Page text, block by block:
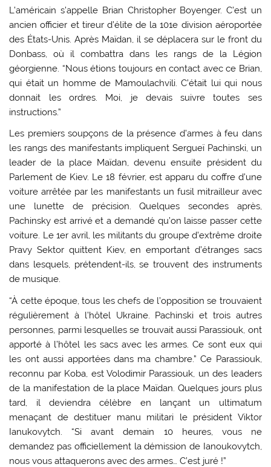
L’américain s’appelle Brian Christopher Boyenger. C’est un
ancien officier et tireur d’élite de la 101e division aéroportée
des États-Unis. Après Maïdan, il se déplacera sur le front du
Donbass, où il combattra dans les rangs de la Légion
géorgienne. “Nous étions toujours en contact avec ce Brian,
qui était un homme de Mamoulachvili. C’était lui qui nous
donnait les ordres. Moi, je devais suivre toutes ses
instructions.”
Les premiers soupçons de la présence d’armes à feu dans
les rangs des manifestants impliquent Sergueï Pachinski, un
leader de la place Maïdan, devenu ensuite président du
Parlement de Kiev. Le 18 février, est apparu du coffre d’une
voiture arrêtée par les manifestants un fusil mitrailleur avec
une lunette de précision. Quelques secondes après,
Pachinsky est arrivé et a demandé qu’on laisse passer cette
voiture. Le 1er avril, les militants du groupe d’extrême droite
Pravy Sektor quittent Kiev, en emportant d’étranges sacs
dans lesquels, prétendent-ils, se trouvent des instruments
de musique.
“À cette époque, tous les chefs de l’opposition se trouvaient
régulièrement à l’hôtel Ukraine. Pachinski et trois autres
personnes, parmi lesquelles se trouvait aussi Parassiouk, ont
apporté à l’hôtel les sacs avec les armes. Ce sont eux qui
les ont aussi apportées dans ma chambre.” Ce Parassiouk,
reconnu par Koba, est Volodimir Parassiouk, un des leaders
de la manifestation de la place Maïdan. Quelques jours plus
tard, il deviendra célèbre en lançant un ultimatum
menaçant de destituer manu militari le président Viktor
Ianukovytch. “Si avant demain 10 heures, vous ne
demandez pas officiellement la démission de Ianoukovytch,
nous vous attaquerons avec des armes… C’est juré !”